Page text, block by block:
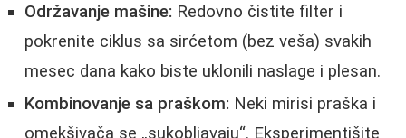
Održavanje mašine: Redovno čistite filter i
pokrenite ciklus sa sirćetom (bez veša) svakih
mesec dana kako biste uklonili naslage i plesan.
Kombinovanje sa praškom: Neki mirisi praška i
omekšivača se „sukobljavaju“. Eksperimentišite